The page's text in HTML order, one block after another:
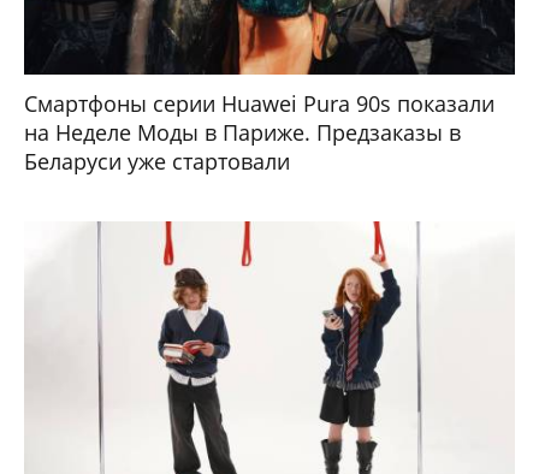
Смартфоны серии Huawei Pura 90s показали
на Неделе Моды в Париже. Предзаказы в
Беларуси уже стартовали